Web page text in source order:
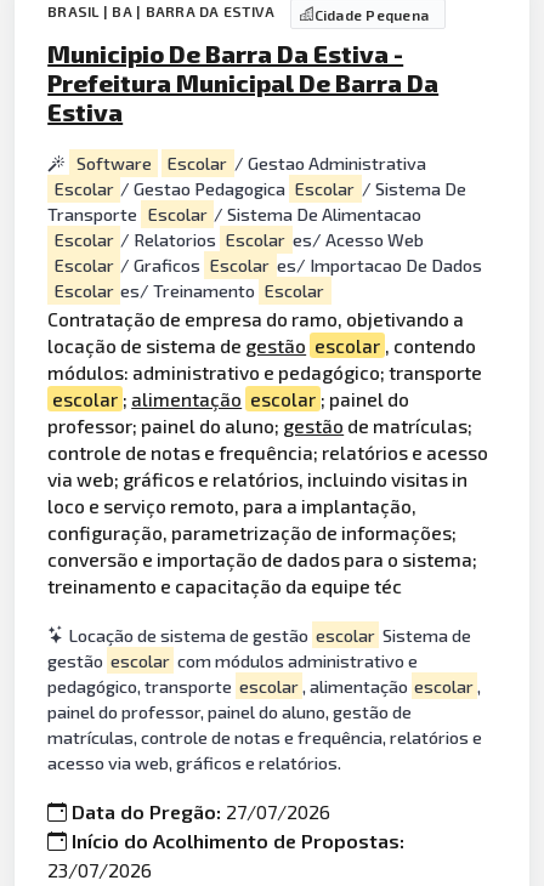
BRASIL | BA | BARRA DA ESTIVA Cidade Pequena
Municipio De Barra Da Estiva -
Prefeitura Municipal De Barra Da
Estiva
Software Escolar / Gestao Administrativa
Escolar / Gestao Pedagogica Escolar / Sistema De
Transporte Escolar / Sistema De Alimentacao
Escolar / Relatorios Escolar es/ Acesso Web
Escolar / Graficos Escolar es/ Importacao De Dados
Escolar es/ Treinamento Escolar
Contratação de empresa do ramo, objetivando a
locação de sistema de gestão escolar , contendo
módulos: administrativo e pedagógico; transporte
escolar ; alimentação escolar ; painel do
professor; painel do aluno; gestão de matrículas;
controle de notas e frequência; relatórios e acesso
via web; gráficos e relatórios, incluindo visitas in
loco e serviço remoto, para a implantação,
configuração, parametrização de informações;
conversão e importação de dados para o sistema;
treinamento e capacitação da equipe téc
Locação de sistema de gestão escolar Sistema de
gestão escolar com módulos administrativo e
pedagógico, transporte escolar, alimentação escolar,
painel do professor, painel do aluno, gestão de
matrículas, controle de notas e frequência, relatórios e
acesso via web, gráficos e relatórios.
Data do Pregão: 27/07/2026
Início do Acolhimento de Propostas:
23/07/2026